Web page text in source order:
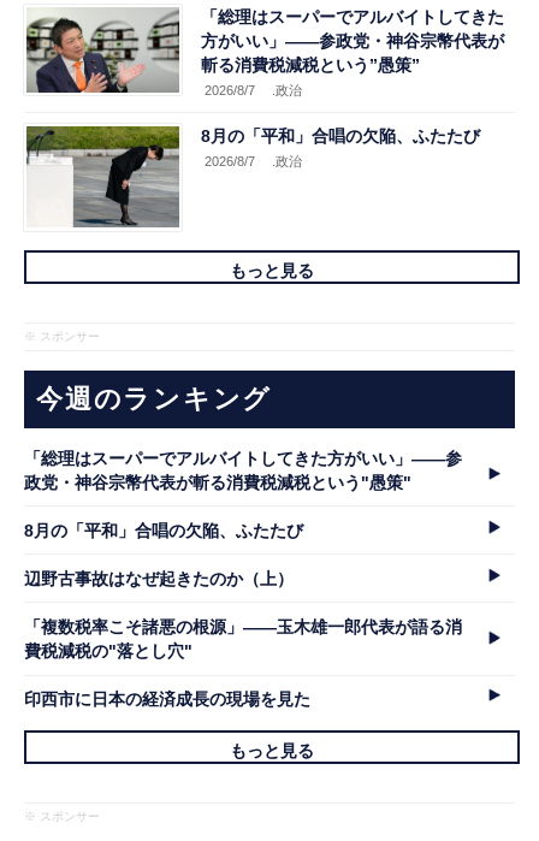
「総理はスーパーでアルバイトしてきた
方がいい」――参政党・神谷宗幣代表が
斬る消費税減税という”愚策”
2026/8/7 .政治
8月の「平和」合唱の欠陥、ふたたび
2026/8/7 .政治
もっと見る
※ スポンサー
今週のランキング
「総理はスーパーでアルバイトしてきた方がいい」――参
政党・神谷宗幣代表が斬る消費税減税という"愚策"
8月の「平和」合唱の欠陥、ふたたび
辺野古事故はなぜ起きたのか（上）
「複数税率こそ諸悪の根源」――玉木雄一郎代表が語る消
費税減税の"落とし穴"
印西市に日本の経済成長の現場を見た
もっと見る
※ スポンサー